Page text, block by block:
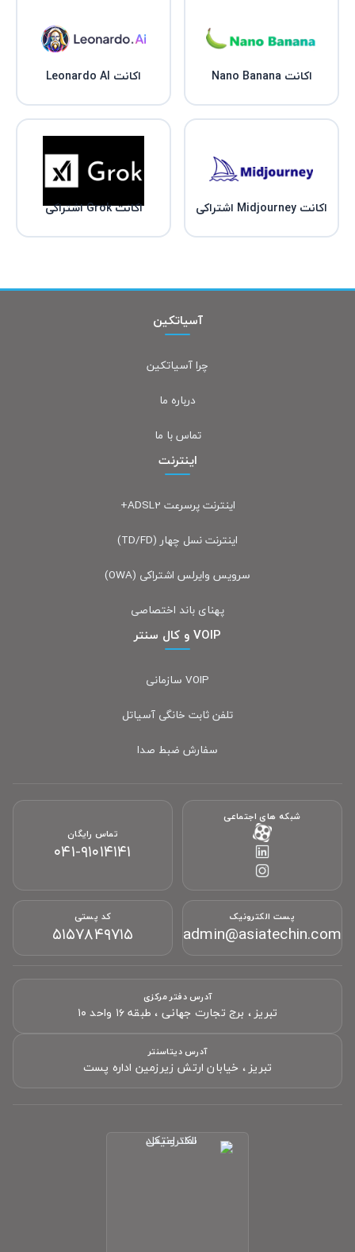
اکانت Nano Banana اکانت Leonardo AI
اکانت Midjourney اشتراکی اکانت Grok اشتراکی
آسیاتکین
چرا آسیاتکین
درباره ما
تماس با ما
اینترنت
اینترنت پرسرعت ADSL2+
اینترنت نسل چهار (TD/FD)
سرویس وایرلس اشتراکی (OWA)
پهنای باند اختصاصی
VOIP و کال سنتر
VOIP سازمانی
تلفن ثابت خانگی آسیاتل
سفارش ضبط صدا
شبکه های اجتماعی
۰۴۱-۹۱۰۱۴۱۴۱
تماس رایگان
admin@asiatechin.com
پست الکترونیک
۵۱۵۷۸۴۹۷۱۵
کد پستی
تبریز ، برج تجارت جهانی ، طبقه ۱۶ واحد ۱۰
آدرس دفتر مرکزی
تبریز ، خیابان ارتش زیرزمین اداره پست
آدرس دیتاسنتر
پشتیبانی آنلاین آسیاتکین
معمولاً در چند دقیقه پاسخ می‌دهیم
تیم پشتیبانی ما آماده پاسخگویی به سؤالات شماست.